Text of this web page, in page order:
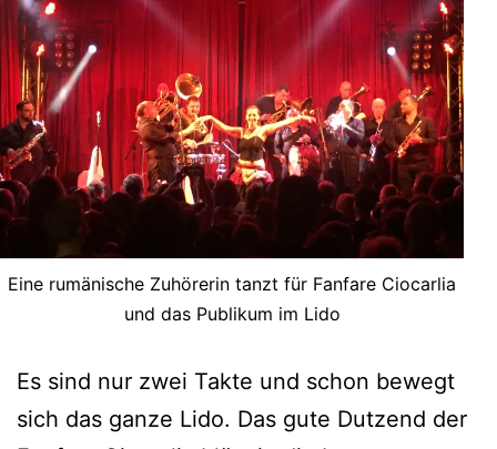
Eine rumänische Zuhörerin tanzt für Fanfare Ciocarlia
und das Publikum im Lido
Es sind nur zwei Takte und schon bewegt
sich das ganze Lido. Das gute Dutzend der